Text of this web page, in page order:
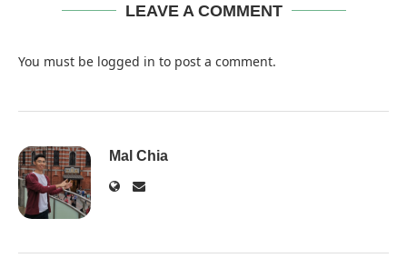
LEAVE A COMMENT
You must be logged in to post a comment.
Mal Chia